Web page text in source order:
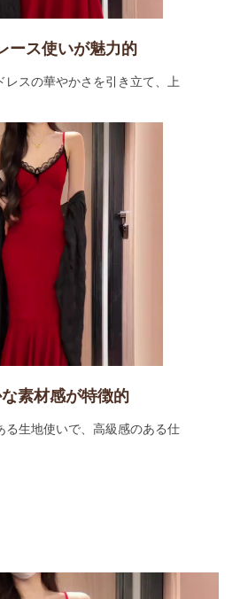
ース使いが魅力的
レスの華やかさを引き立て、上
素材感が特徴的
る生地使いで、高級感のある仕